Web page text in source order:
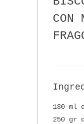
CON
130 ml
250 gr